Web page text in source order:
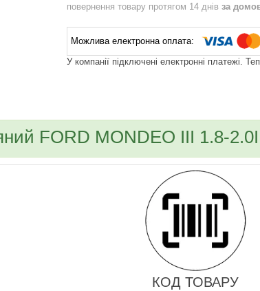
повернення товару протягом 14 днів за
У компанії підключені електронні платежі.
FORD MONDEO III 1.8-
КОД ТОВАРУ